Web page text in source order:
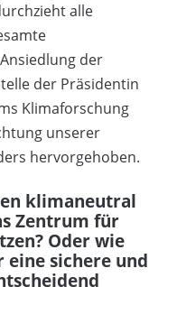
alle
der
der Präsidentin
Klimaforschung
unserer
hervorgehoben.
klimaneutral
Zentrum für
Oder wie
eine sichere und